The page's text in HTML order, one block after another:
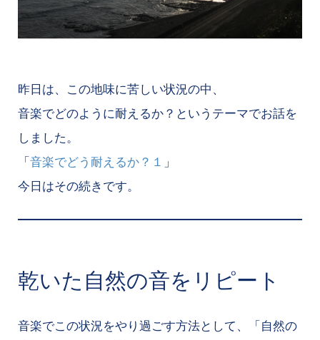
昨日は、この地味に苦しい状況の中、
音楽でどのように耐えるか？というテーマでお話を
しました。
「音楽でどう耐えるか？１ 」
今日はその続きです。
乾いた自然の音をリピート
音楽でこの状況をやり過ごす方法として、「自然の